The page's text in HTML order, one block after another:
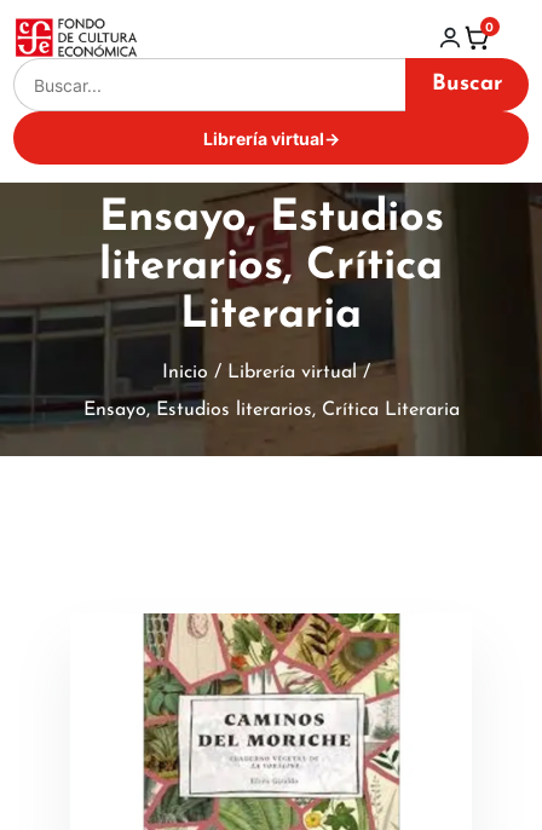
Buscar
Librería virtual→
0
Ensayo, Estudios
literarios, Crítica
Literaria
Inicio / Librería virtual /
Ensayo, Estudios literarios, Crítica Literaria